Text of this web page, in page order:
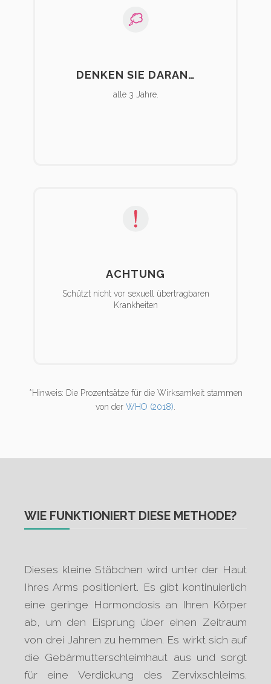
DENKEN SIE DARAN…
alle 3 Jahre.
ACHTUNG
Schützt nicht vor sexuell übertragbaren
Krankheiten
*Hinweis: Die Prozentsätze für die Wirksamkeit stammen
von der WHO (2018)
WIE FUNKTIONIERT DIESE METHODE?
Dieses kleine Stäbchen wird unter der Haut
Ihres Arms positioniert. Es gibt kontinuierlich
eine geringe Hormondosis an Ihren Körper
ab, um den Eisprung über einen Zeitraum
von drei Jahren zu hemmen. Es wirkt sich auf
die Gebärmutterschleimhaut aus und sorgt
für eine Verdickung des Zervixschleims.